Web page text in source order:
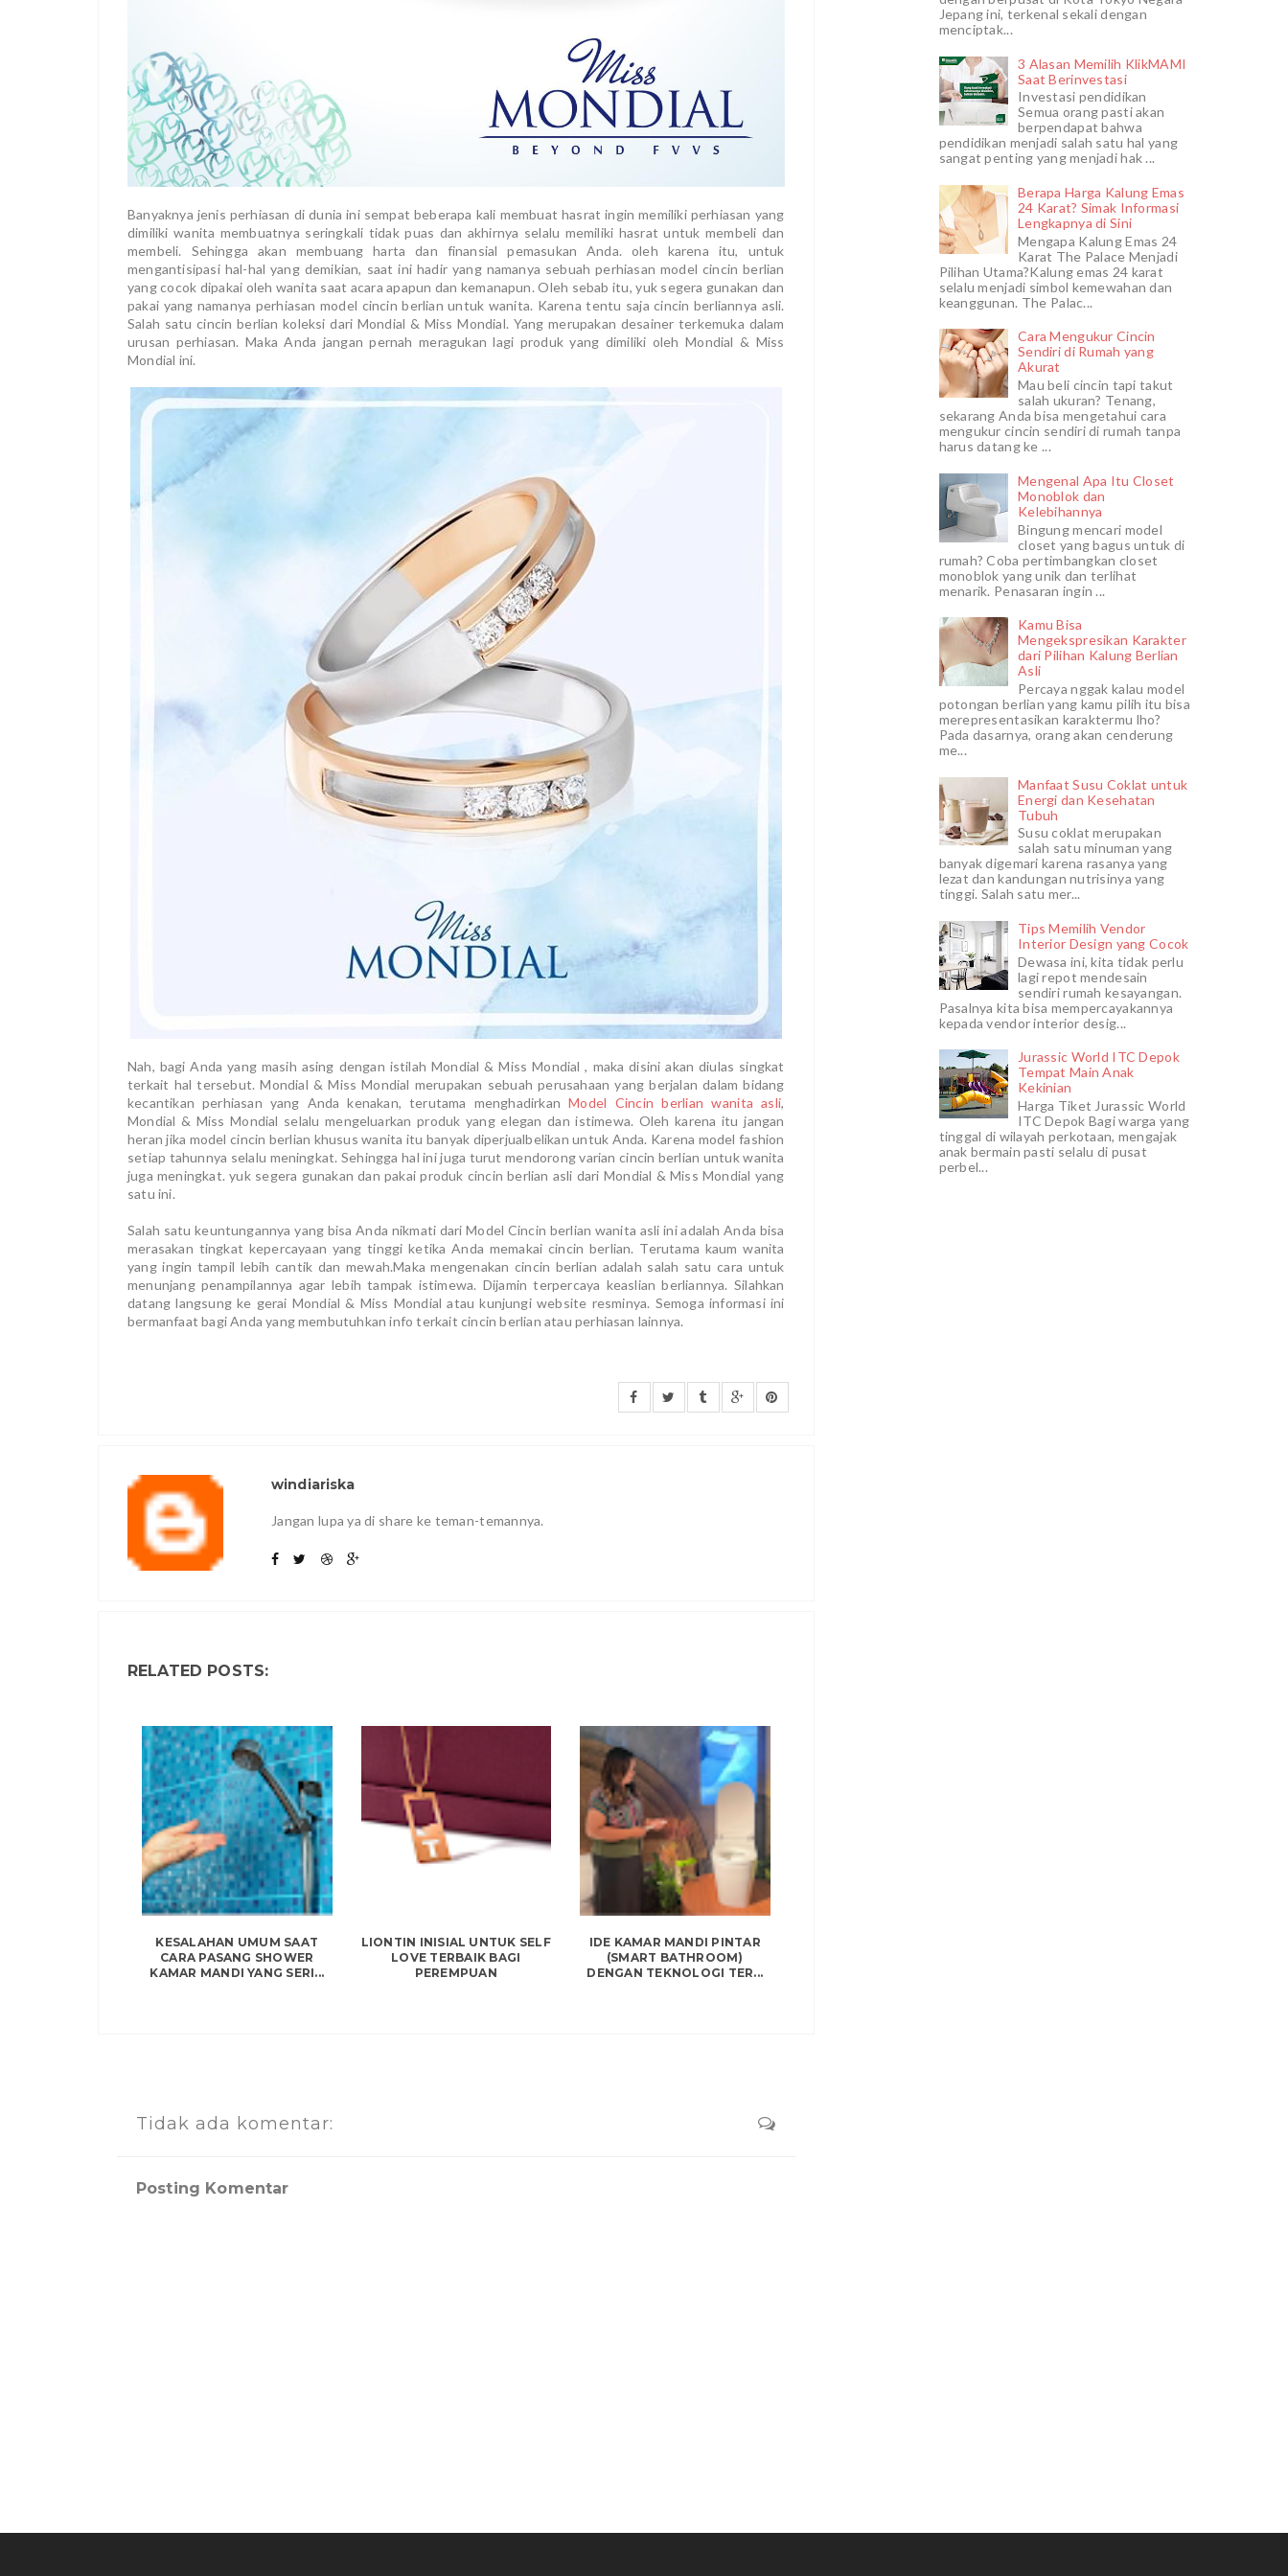
Banyaknya jenis perhiasan di dunia ini sempat beberapa kali membuat hasrat ingin memiliki perhiasan yang
dimiliki wanita membuatnya seringkali tidak puas dan akhirnya selalu memiliki hasrat untuk membeli dan
membeli. Sehingga akan membuang harta dan finansial pemasukan Anda. oleh karena itu, untuk
mengantisipasi hal-hal yang demikian, saat ini hadir yang namanya sebuah perhiasan model cincin berlian
yang cocok dipakai oleh wanita saat acara apapun dan kemanapun. Oleh sebab itu, yuk segera gunakan dan
pakai yang namanya perhiasan model cincin berlian untuk wanita. Karena tentu saja cincin berliannya asli.
Salah satu cincin berlian koleksi dari Mondial & Miss Mondial. Yang merupakan desainer terkemuka dalam
urusan perhiasan. Maka Anda jangan pernah meragukan lagi produk yang dimiliki oleh Mondial & Miss
Mondial ini.
Nah, bagi Anda yang masih asing dengan istilah Mondial & Miss Mondial , maka disini akan diulas singkat
terkait hal tersebut. Mondial & Miss Mondial merupakan sebuah perusahaan yang berjalan dalam bidang
kecantikan perhiasan yang Anda kenakan, terutama menghadirkan Model Cincin berlian wanita asli,
Mondial & Miss Mondial selalu mengeluarkan produk yang elegan dan istimewa. Oleh karena itu jangan
heran jika model cincin berlian khusus wanita itu banyak diperjualbelikan untuk Anda. Karena model fashion
setiap tahunnya selalu meningkat. Sehingga hal ini juga turut mendorong varian cincin berlian untuk wanita
juga meningkat. yuk segera gunakan dan pakai produk cincin berlian asli dari Mondial & Miss Mondial yang
satu ini.
Salah satu keuntungannya yang bisa Anda nikmati dari Model Cincin berlian wanita asli ini adalah Anda bisa
merasakan tingkat kepercayaan yang tinggi ketika Anda memakai cincin berlian. Terutama kaum wanita
yang ingin tampil lebih cantik dan mewah.Maka mengenakan cincin berlian adalah salah satu cara untuk
menunjang penampilannya agar lebih tampak istimewa. Dijamin terpercaya keaslian berliannya. Silahkan
datang langsung ke gerai Mondial & Miss Mondial atau kunjungi website resminya. Semoga informasi ini
bermanfaat bagi Anda yang membutuhkan info terkait cincin berlian atau perhiasan lainnya.
windiariska
Jangan lupa ya di share ke teman-temannya.
RELATED POSTS:
KESALAHAN UMUM SAAT
CARA PASANG SHOWER
KAMAR MANDI YANG SERI...
LIONTIN INISIAL UNTUK SELF
LOVE TERBAIK BAGI
PEREMPUAN
IDE KAMAR MANDI PINTAR
(SMART BATHROOM)
DENGAN TEKNOLOGI TER...
Tidak ada komentar:
Posting Komentar
Jepang ini, terkenal sekali dengan
menciptak...
3 Alasan Memilih KlikMAMI
Saat Berinvestasi
Investasi pendidikan
Semua orang pasti akan
berpendapat bahwa
pendidikan menjadi salah satu hal yang
sangat penting yang menjadi hak ...
Berapa Harga Kalung Emas
24 Karat? Simak Informasi
Lengkapnya di Sini
Mengapa Kalung Emas 24
Karat The Palace Menjadi
Pilihan Utama?Kalung emas 24 karat
selalu menjadi simbol kemewahan dan
keanggunan. The Palac...
Cara Mengukur Cincin
Sendiri di Rumah yang
Akurat
Mau beli cincin tapi takut
salah ukuran? Tenang,
sekarang Anda bisa mengetahui cara
mengukur cincin sendiri di rumah tanpa
harus datang ke ...
Mengenal Apa Itu Closet
Monoblok dan
Kelebihannya
Bingung mencari model
closet yang bagus untuk di
rumah? Coba pertimbangkan closet
monoblok yang unik dan terlihat
menarik. Penasaran ingin ...
Kamu Bisa
Mengekspresikan Karakter
dari Pilihan Kalung Berlian
Asli
Percaya nggak kalau model
potongan berlian yang kamu pilih itu bisa
merepresentasikan karaktermu lho?
Pada dasarnya, orang akan cenderung
me...
Manfaat Susu Coklat untuk
Energi dan Kesehatan
Tubuh
Susu coklat merupakan
salah satu minuman yang
banyak digemari karena rasanya yang
lezat dan kandungan nutrisinya yang
tinggi. Salah satu mer...
Tips Memilih Vendor
Interior Design yang Cocok
Dewasa ini, kita tidak perlu
lagi repot mendesain
sendiri rumah kesayangan.
Pasalnya kita bisa mempercayakannya
kepada vendor interior desig...
Jurassic World ITC Depok
Tempat Main Anak
Kekinian
Harga Tiket Jurassic World
ITC Depok Bagi warga yang
tinggal di wilayah perkotaan, mengajak
anak bermain pasti selalu di pusat
perbel...